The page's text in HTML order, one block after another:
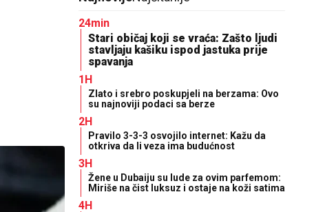
24min
Stari običaj koji se vraća: Zašto ljudi
stavljaju kašiku ispod jastuka prije
spavanja
1H
Zlato i srebro poskupjeli na berzama: Ovo
su najnoviji podaci sa berze
2H
Pravilo 3-3-3 osvojilo internet: Kažu da
otkriva da li veza ima budućnost
3H
Žene u Dubaiju su lude za ovim parfemom:
Miriše na čist luksuz i ostaje na koži satima
4H